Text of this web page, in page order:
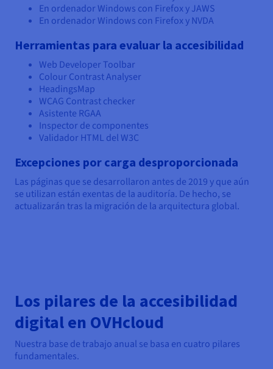
En ordenador Windows con Firefox y JAWS
En ordenador Windows con Firefox y NVDA
Herramientas para evaluar la accesibilidad
Web Developer Toolbar
Colour Contrast Analyser
HeadingsMap
WCAG Contrast checker
Asistente RGAA
Inspector de componentes
Validador HTML del W3C
Excepciones por carga desproporcionada
Las páginas que se desarrollaron antes de 2019 y que aún
se utilizan están exentas de la auditoría. De hecho, se
actualizarán tras la migración de la arquitectura global.
Los pilares de la accesibilidad
digital en OVHcloud
Nuestra base de trabajo anual se basa en cuatro pilares
fundamentales.